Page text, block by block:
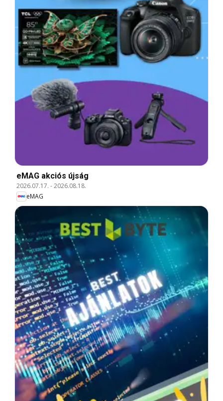
eMAG akciós újság
2026.07.17. -2026.08.18.
eMAG